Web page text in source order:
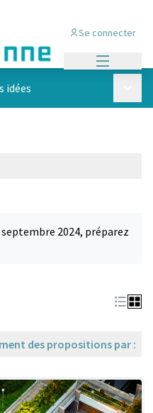
Se connecter
idées
2024, préparez
des propositions par :